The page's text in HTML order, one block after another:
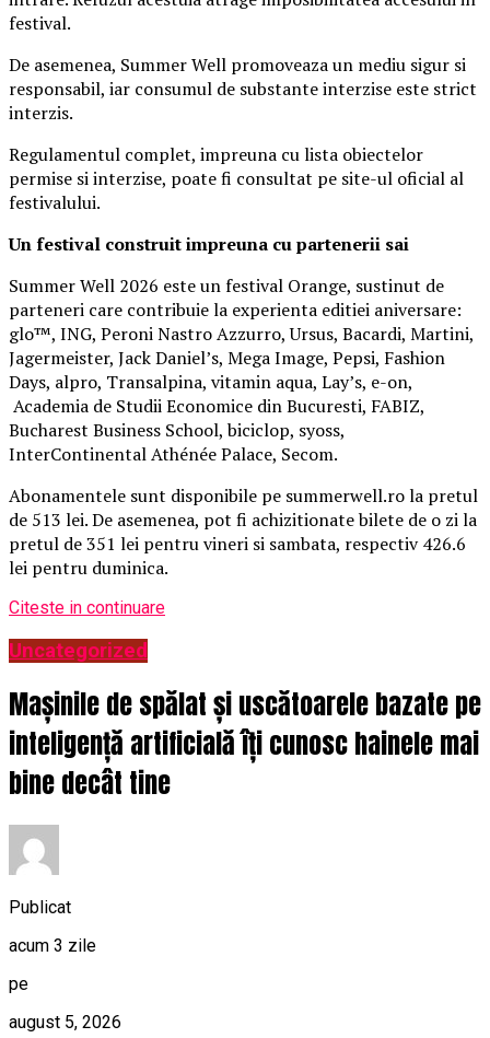
festival.
De asemenea, Summer Well promoveaza un mediu sigur si
responsabil, iar consumul de substante interzise este strict
interzis.
Regulamentul complet, impreuna cu lista obiectelor
permise si interzise, poate fi consultat pe site-ul oficial al
festivalului.
Un festival construitimpreuna cu partenerii sai
Summer Well 2026 este un festival Orange, sustinut de
parteneri care contribuie la experienta editiei aniversare:
glo™, ING, Peroni Nastro Azzurro, Ursus, Bacardi, Martini,
Jagermeister, Jack Daniel’s, Mega Image, Pepsi, Fashion
Days, alpro, Transalpina, vitamin aqua, Lay’s, e-on,
Academia de Studii Economice din Bucuresti, FABIZ,
Bucharest Business School, biciclop, syoss,
InterContinental Athénée Palace, Secom.
Abonamentele sunt disponibile pe summerwell.ro la pretul
de 513 lei. De asemenea, pot fi achizitionate bilete de o zi la
pretul de 351 lei pentru vineri si sambata, respectiv 426.6
lei pentru duminica.
Citeste in continuare
Uncategorized
Mașinile de spălat și uscătoarele bazate pe
inteligență artificială îți cunosc hainele mai
bine decât tine
Publicat
acum 3 zile
pe
august 5, 2026